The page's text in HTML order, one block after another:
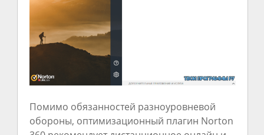
Помимо обязанностей разноуровневой
обороны, оптимизационный плагин Norton